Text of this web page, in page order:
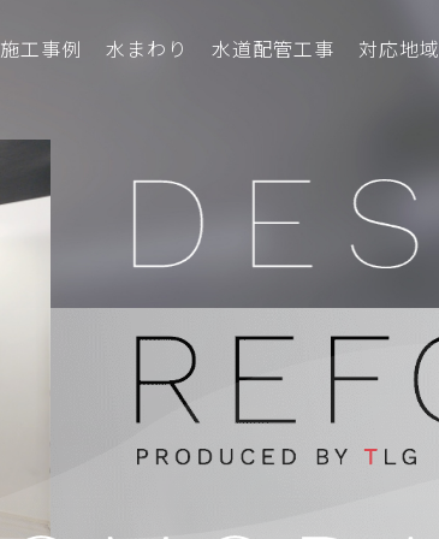
施工事例 水まわり 水道配管工事 対応地域